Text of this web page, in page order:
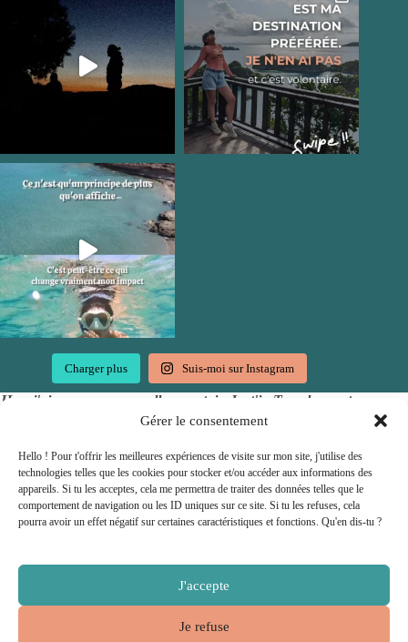
Gérer le consentement
Hello ! Pour t'offrir les meilleures expériences de visite sur mon site, j'utilise des
technologies telles que les cookies pour stocker et/ou accéder aux informations des
appareils. Si tu les acceptes, cela me permettra de traiter des données telles que le
comportement de navigation ou les ID uniques sur ce site. Si tu les refuses, cela
pourra avoir un effet négatif sur certaines caractéristiques et fonctions. Qu'en dis-tu ?
J'accepte
Je refuse
Charger plus Suis-moi sur Instagram
Hep, j'ai une super nouvelle pour toi : Just'in Travel accepte
les chèques vacances !